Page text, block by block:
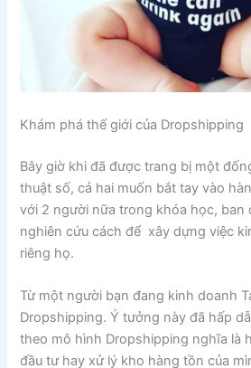
Khám phá thế giới của Dropshipping
Bây giờ khi đã được trang bị một
thuật số, cả hai muốn bắt tay vào
với 2 người nữa trong khóa học, ban
nghiên cứu cách để xây dựng việc
riêng họ.
Từ một người bạn đang kinh doanh
Dropshipping. Ý tưởng này đã hấp
theo mô hình Dropshipping nghĩa là
đầu tư hay xử lý kho hàng tồn của